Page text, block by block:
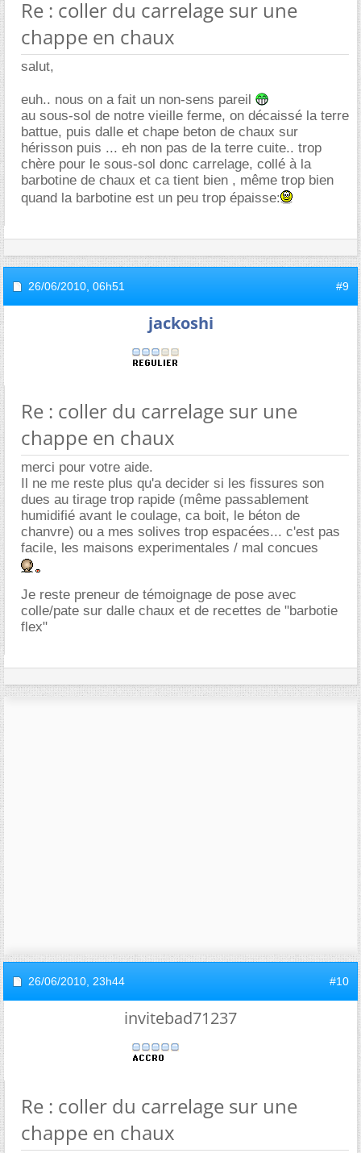
Re : coller du carrelage sur une
chappe en chaux
salut,
euh.. nous on a fait un non-sens pareil
au sous-sol de notre vieille ferme, on décaissé la terre
battue, puis dalle et chape beton de chaux sur
hérisson puis ... eh non pas de la terre cuite.. trop
chère pour le sous-sol donc carrelage, collé à la
barbotine de chaux et ca tient bien , même trop bien
quand la barbotine est un peu trop épaisse:
26/06/2010, 06h51 #9
jackoshi
Re : coller du carrelage sur une
chappe en chaux
merci pour votre aide.
Il ne me reste plus qu'a decider si les fissures son
dues au tirage trop rapide (même passablement
humidifié avant le coulage, ca boit, le béton de
chanvre) ou a mes solives trop espacées... c'est pas
facile, les maisons experimentales / mal concues
Je reste preneur de témoignage de pose avec
colle/pate sur dalle chaux et de recettes de "barbotie
flex"
26/06/2010, 23h44 #10
invitebad71237
Re : coller du carrelage sur une
chappe en chaux